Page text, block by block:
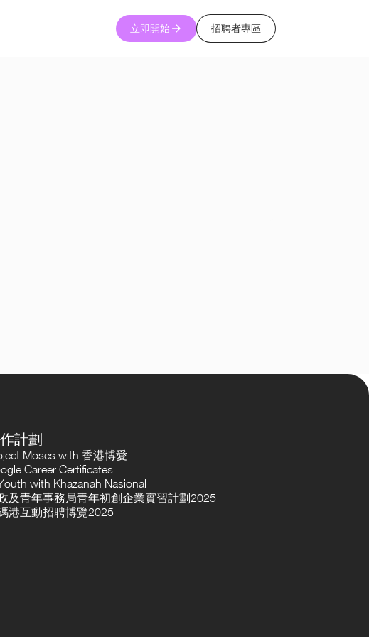
立即開始 招聘者專區
計劃
Moses with 香港博愛
Career Certificates
with Khazanah Nasional
及青年事務局青年初創企業實習計劃2025
港互動招聘博覽2025